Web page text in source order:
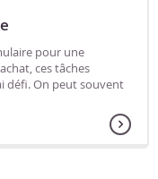
pour une
ces tâches
défi. On peut souvent